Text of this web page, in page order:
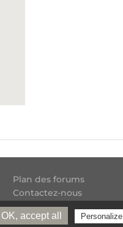
Plan des forums
Contactez-nous
Flux RSS
accept all Personalize